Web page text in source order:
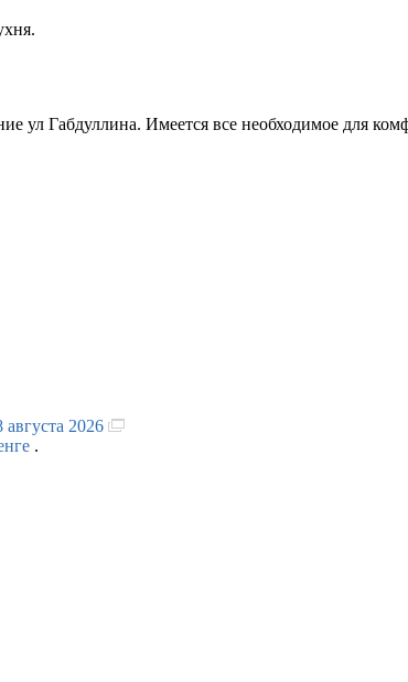
ул Габдуллина. Имеется все необходимое для
2026
.